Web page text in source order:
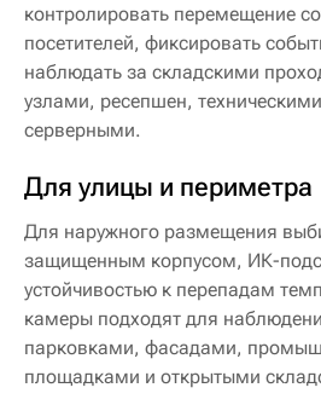
контролировать перемещение
посетителей, фиксировать
наблюдать за складскими
узлами, ресепшен,
серверными.
Для улицы и периметра
Для наружного размещения
защищенным корпусом, ИК-
устойчивостью к перепадам
камеры подходят для
парковками, фасадами,
площадками и открытыми